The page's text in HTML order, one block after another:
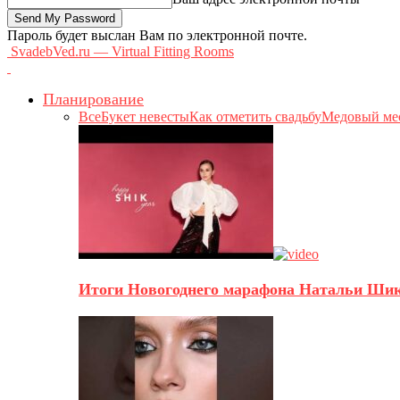
Пароль будет выслан Вам по электронной почте.
SvadebVed.ru — Virtual Fitting Rooms
Планирование
ВсеБукет невестыКак отметить свадьбуМедовый
Итоги Новогоднего марафона Натальи